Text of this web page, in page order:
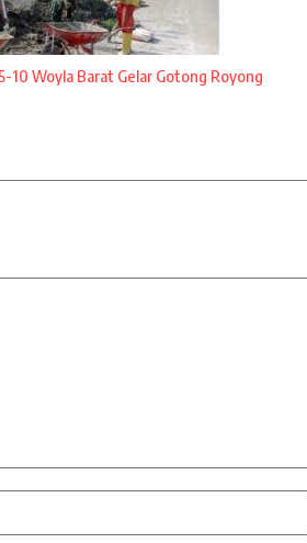
10 Woyla Barat Gelar Gotong Royong